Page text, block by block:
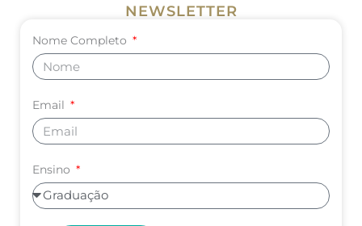
NEWSLETTER
Nome Completo
Email
Ensino